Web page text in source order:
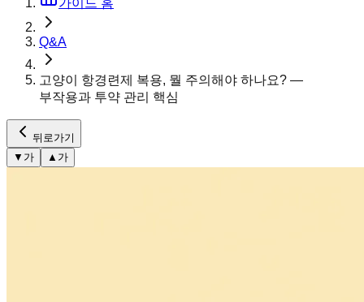
가이드 홈
Q&A
고양이 항경련제 복용, 뭘 주의해야 하나요? —
부작용과 투약 관리 핵심
뒤로가기
▼ 가 ▲ 가